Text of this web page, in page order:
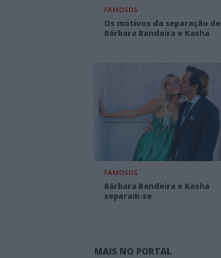
FAMOSOS
Os motivos da separação de
Bárbara Bandeira e Kasha
FAMOSOS
Bárbara Bandeira e Kasha
separam-se
MAIS NO PORTAL